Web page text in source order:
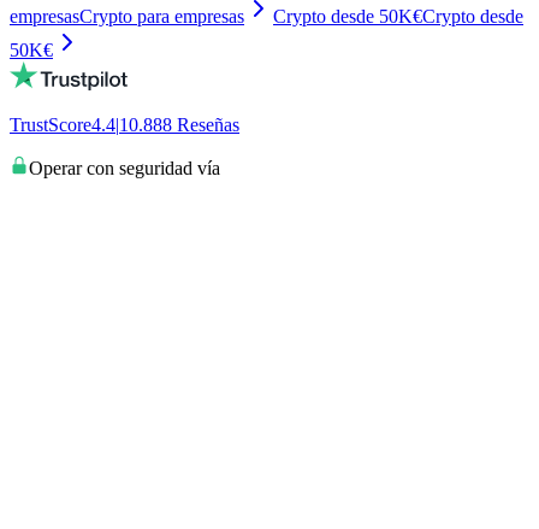
empresasCrypto para empresas Crypto desde 50K€Crypto desde
50K€
TrustScore4.4|10.888 Reseñas
Operar con seguridad vía